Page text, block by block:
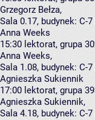
Grzegorz Bełza,
Sala 0.17, budynek: C-7
Anna Weeks
15:30 lektorat, grupa
Anna Weeks,
Sala 1.08, budynek: C-7
Agnieszka Sukiennik
17:00 lektorat, grupa
Agnieszka Sukiennik,
Sala 4.18, budynek: C-7